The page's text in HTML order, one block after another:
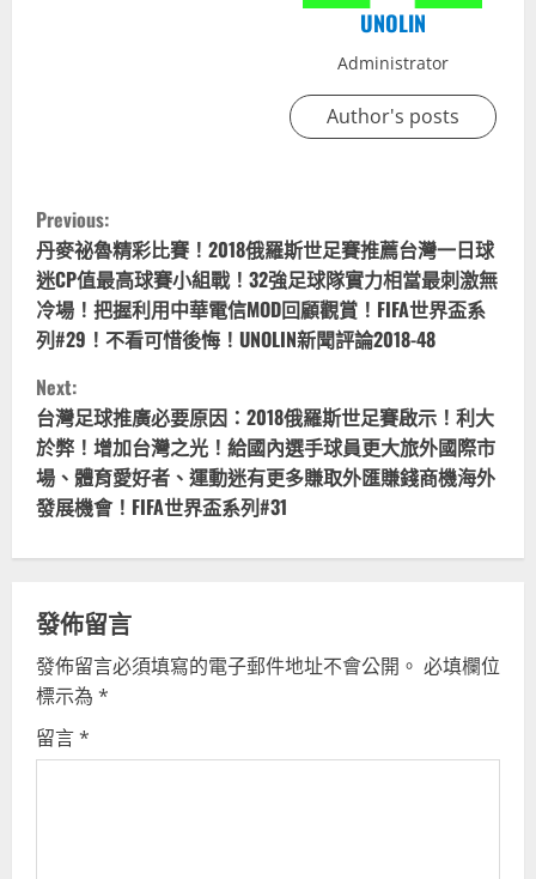
UNOLIN
Administrator
Author's posts
C
o
n
t
i
n
u
e
R
e
a
d
Previous:
丹麥祕魯精彩比賽！2018俄羅斯世足賽推薦台灣一日球
迷CP值最高球賽小組戰！32強足球隊實力相當最刺激無
冷場！把握利用中華電信MOD回顧觀賞！FIFA世界盃系
列#29！不看可惜後悔！UNOLIN新聞評論2018-48
Next:
台灣足球推廣必要原因：2018俄羅斯世足賽啟示！利大
於弊！增加台灣之光！給國內選手球員更大旅外國際市
場、體育愛好者、運動迷有更多賺取外匯賺錢商機海外
發展機會！FIFA世界盃系列#31
發佈留言
發佈留言必須填寫的電子郵件地址不會公開。 必填欄位
標示為 *
留言*